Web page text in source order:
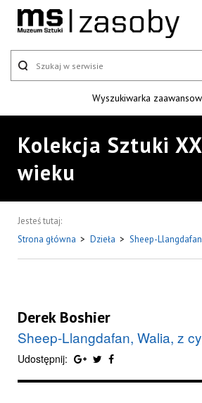
Wyszukiwarka
Kolekcja Sztuki
wieku
Jesteś tutaj:
Strona główna > Dzieła > Sheep-
Derek Boshier
Sheep-Llangdafan, Walia, z
Udostępnij: